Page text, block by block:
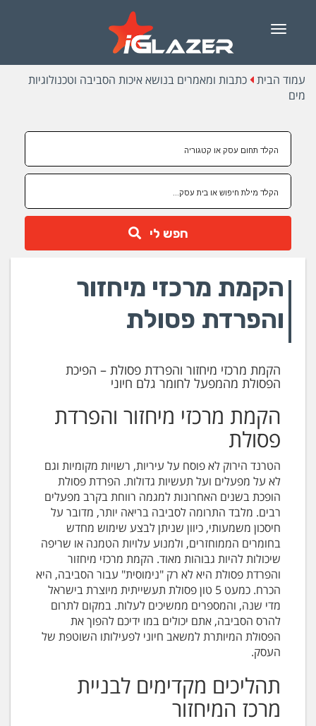
Menu
עמוד הבית
כתבות ומאמרים בנושא איכות הסביבה וטכנולוגיות
מים
חפש לי
הקמת מרכזי מיחזור
והפרדת פסולת
הקמת מרכזי מיחזור והפרדת פסולת – הפיכת
הפסולת מהמפעל לחומר גלם חיוני
הקמת מרכזי מיחזור והפרדת
פסולת
הטרנד הירוק לא פוסח על עיריות, רשויות מקומיות וגם
לא על מפעלים ועל תעשיות גדולות. הפרדת פסולת
הופכת בשנים האחרונות למגמה רווחת בקרב מפעלים
רבים. מלבד התרומה לסביבה בריאה יותר, מדובר על
חיסכון משמעותי, כיוון שניתן לבצע שימוש מחדש
בחומרים הממוחזרים, ולמנוע עלויות הטמנה או שריפה
שיכולות להיות גבוהות מאוד. הקמת מרכזי מיחזור
והפרדת פסולת היא לא רק "נימוסית" עבור הסביבה, היא
הכרח. כמעט 5 טון פסולת תעשייתית מיוצרת בישראל
מדי שנה, והמספרים ממשיכים לעלות. במקום לתרום
להרס הסביבה, אתם יכולים במו ידיכם להפוך את
הפסולת המיותרת למשאב חיוני לפעילותו השוטפת של
העסק.
תהליכים מקדימים לבניית
מרכז המיחזור